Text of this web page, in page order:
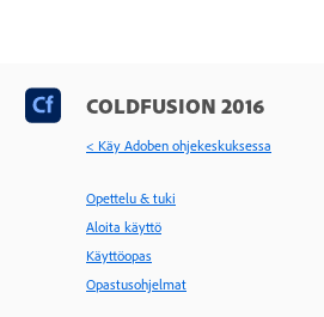
COLDFUSION 2016
< Käy Adoben ohjekeskuksessa
Opettelu & tuki
Aloita käyttö
Käyttöopas
Opastusohjelmat